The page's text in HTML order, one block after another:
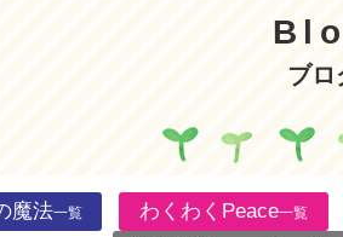
ブロ
魔法一覧 わくわくPeace一覧